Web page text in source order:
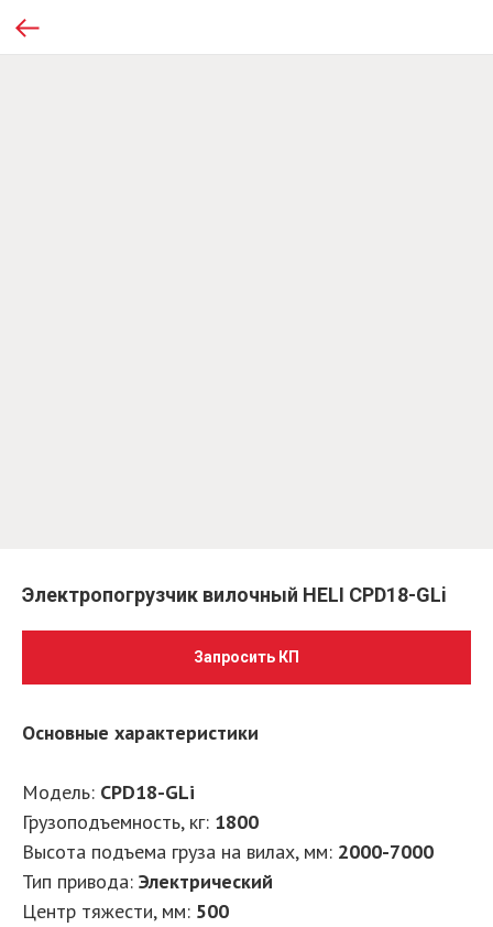
Электропогрузчик вилочный HELI CPD18-GLi
Запросить КП
Основные характеристики
Модель: CPD18-GLi
Грузоподъемность, кг: 1800
Высота подъема груза на вилах, мм: 2000-7000
Тип привода: Электрический
Центр тяжести, мм: 500